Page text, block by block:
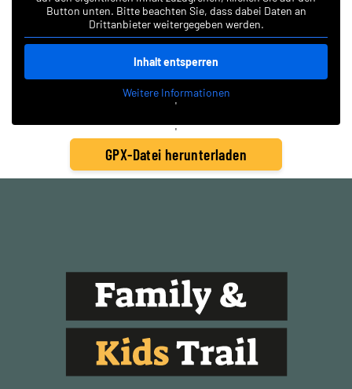
Button unten. Bitte beachten Sie, dass dabei Daten an
Drittanbieter weitergegeben werden.
Inhalt entsperren
Weitere Informationen
'
'
GPX-Datei herunterladen